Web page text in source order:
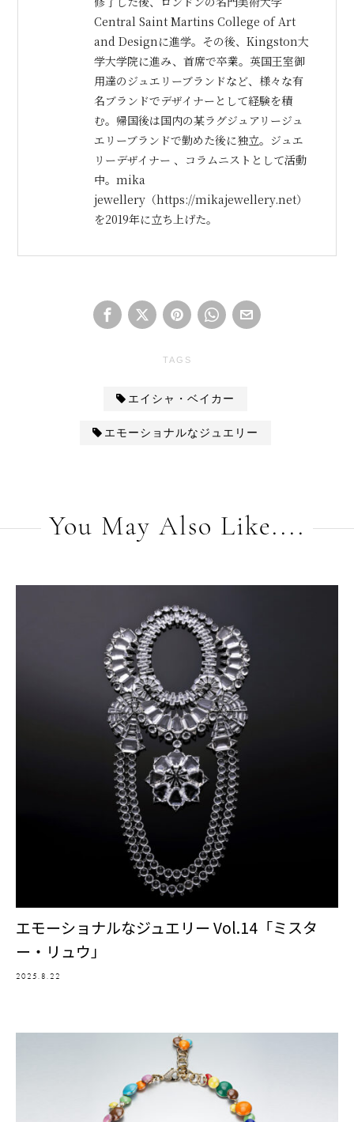
Central Saint Martins College of Art
and Designに進学。その後、Kingston大
学大学院に進み、首席で卒業。英国王室御
用達のジュエリーブランドなど、様々な有
名ブランドでデザイナーとして経験を積
む。帰国後は国内の某ラグジュアリージュ
エリーブランドで勤めた後に独立。ジュエ
リーデザイナー 、コラムニストとして活動
中。mika
jewellery（https://mikajewellery.net）
を2019年に立ち上げた。
TAGS
エイシャ・ベイカー
エモーショナルなジュエリー
You May Also Like....
エモーショナルなジュエリー Vol.14「ミスタ
ー・リュウ」
2025.8.22